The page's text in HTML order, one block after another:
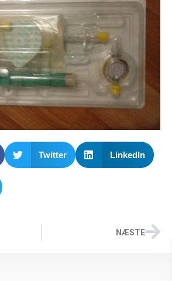
Twitter LinkedIn
NÆSTE